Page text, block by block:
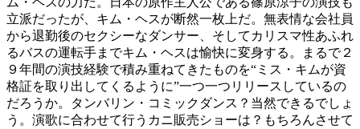
立派だったが、キム・ヘスが断然一枚上だ。無表情な会社員
から退勤後のセクシーなダンサー、そしてカリスマ性あふれ
るバスの運転手までキム・ヘスは愉快に変身する。まるで２
９年間の演技経験で積み重ねてきたものを“ミス・キムが資
格証を取り出してくるように”一つ一つリリースしているの
だろうか。タンバリン・コミックダンス？当然できるでしょ
う。演歌に合わせて行うカニ販売ショーは？もちろんさせて